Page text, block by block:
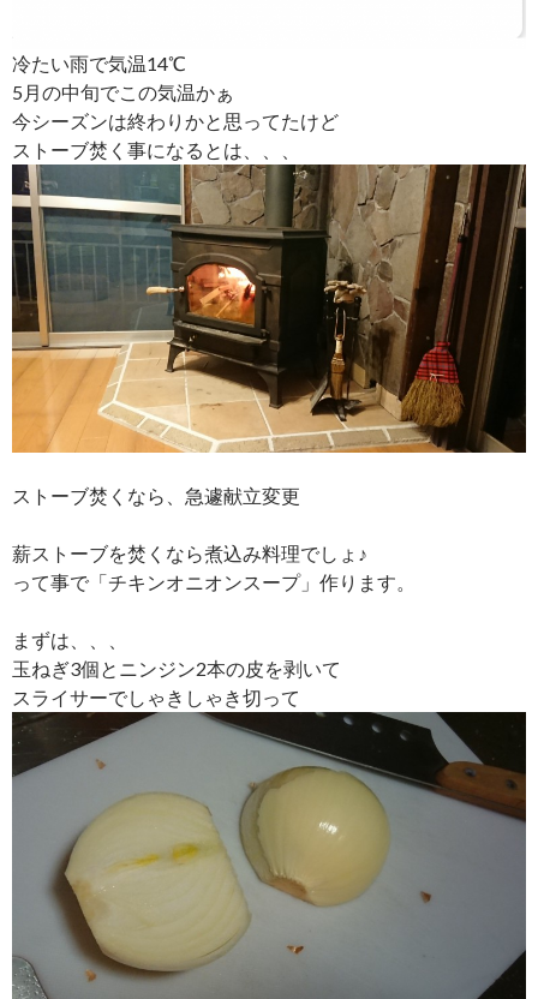
冷たい雨で気温14℃
5月の中旬でこの気温かぁ
今シーズンは終わりかと思ってたけど
ストーブ焚く事になるとは、、、
ストーブ焚くなら、急遽献立変更
薪ストーブを焚くなら煮込み料理でしょ♪
って事で「チキンオニオンスープ」作ります。
まずは、、、
玉ねぎ3個とニンジン2本の皮を剥いて
スライサーでしゃきしゃき切って